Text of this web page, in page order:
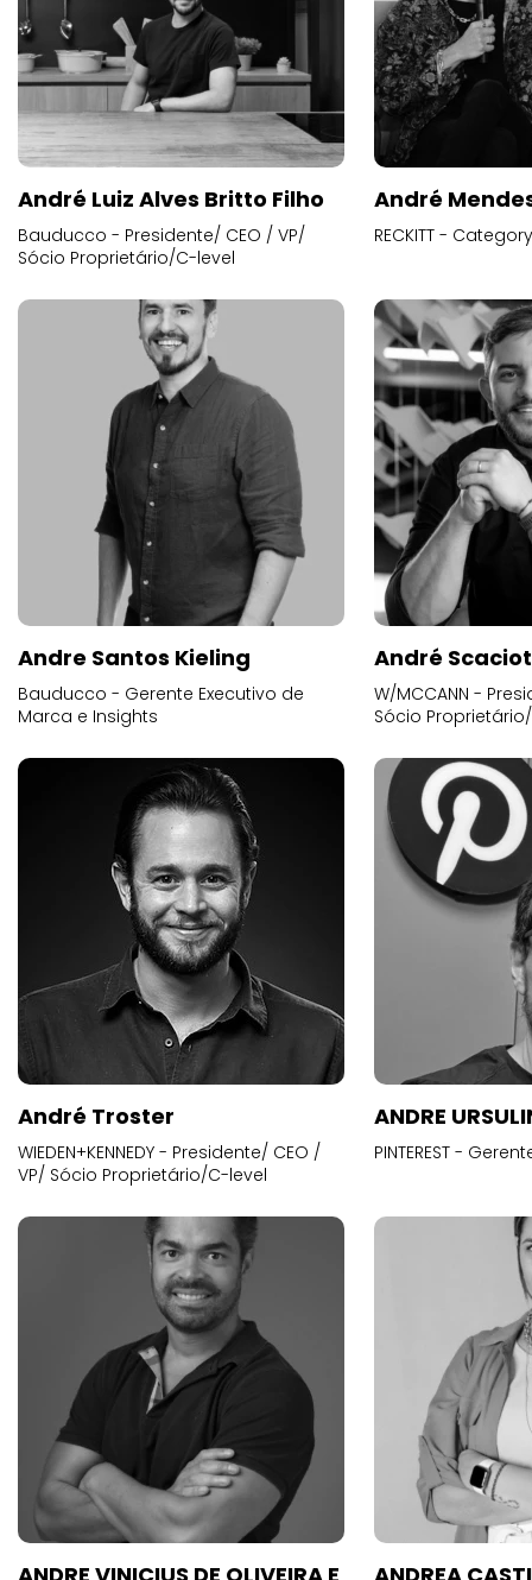
André Luiz Alves Britto Filho
Bauducco - Presidente/ CEO / VP/
Sócio Proprietário/C-level
André
RECKITT -
Andre Santos Kieling
Bauducco - Gerente Executivo de
Marca e Insights
André
W/MCCANN -
Sócio
André Troster
WIEDEN+KENNEDY - Presidente/ CEO /
VP/ Sócio Proprietário/C-level
ANDRE
PINTEREST -